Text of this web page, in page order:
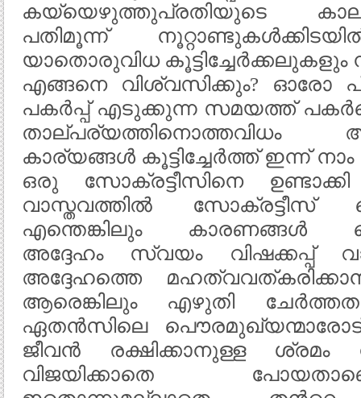
കയ്യെഴുത്തുപ്രതിയുടെ
പതിമൂന്ന്
യാതൊരുവിധ കൂട്ടിച്ചേര്‍ക്കലുകളും
എങ്ങനെ വിശ്വസിക്കും? ഓരോ
പകര്‍പ്പ് എടുക്കുന്ന സമയത്ത്
കാര്യങ്ങള്‍ കൂട്ടിച്ചേര്‍ത്ത്‌ ഇന്ന്
ഒരു സോക്രട്ടീസിനെ
വാസ്തവത്തില്‍ സോക്രട്ടീസ്
എന്തെങ്കിലും കാരണങ്ങള്‍
അദ്ദേഹം സ്വയം വിഷക്കപ്പ്
അദ്ദേഹത്തെ
ആരെങ്കിലും എഴുതി
ഏതന്‍സിലെ
ജീവന്‍ രക്ഷിക്കാനുള്ള ശ്രമം
വിജയിക്കാതെ